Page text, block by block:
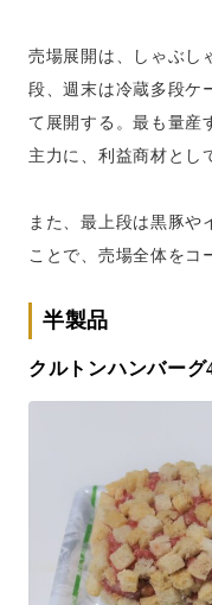
売場展開は、しゃぶし
段、週末は冷蔵多段ケ
て展開する。最も量産
主力に、利益商材とし
また、最上段は黒豚や
ことで、売場全体をコ
半製品
クルトンハンバーグ